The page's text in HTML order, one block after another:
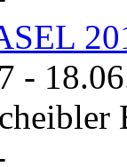
-